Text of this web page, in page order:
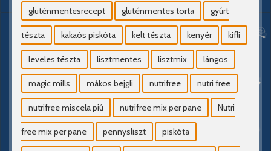
gluténmentesrecept gluténmentes torta gyúrt
tészta kakaós piskóta kelt tészta kenyér kifli
leveles tészta lisztmentes lisztmix lángos
magic mills mákos bejgli nutrifree nutri free
nutrifree miscela piú nutrifree mix per pane Nutri
free mix per pane pennysliszt piskóta